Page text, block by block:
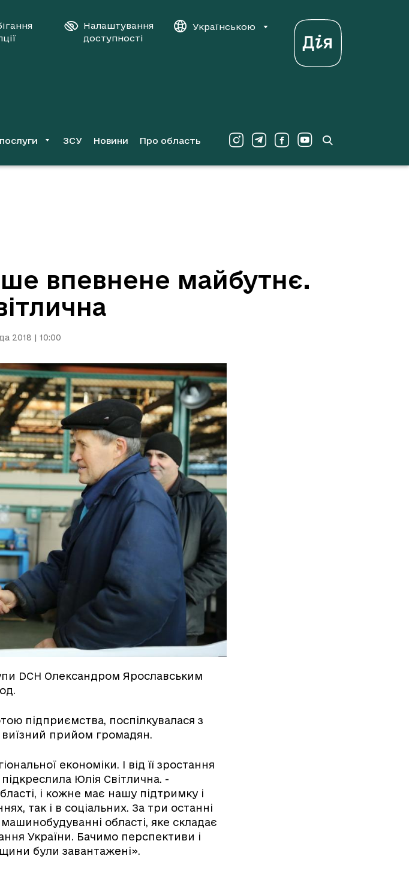
Налаштування
доступності
Українською
ЗСУ Новини Про область
впевнене майбутнє.
2018 | 10:00
DCH Олександром Ярославським
підприємства, поспілкувалася з
виїзний прийом громадян.
економіки. І від її зростання
Юлія Світлична. -
і кожне має нашу підтримку і
так і в соціальних. За три останні
області, яке складає
України. Бачимо перспективи і
були завантажені».